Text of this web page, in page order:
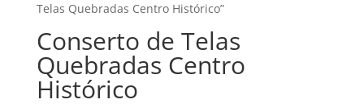
Telas Quebradas Centro Histórico”
Conserto de Telas
Quebradas Centro
Histórico